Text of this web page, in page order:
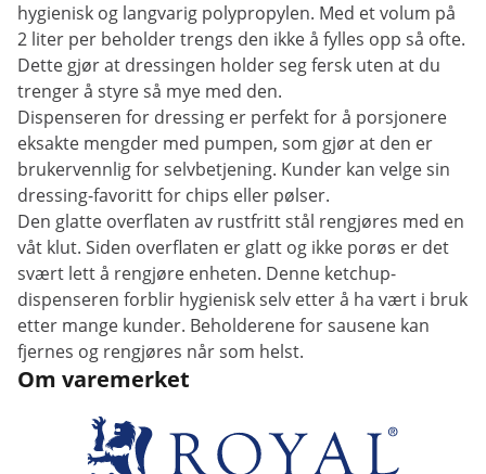
hygienisk og langvarig polypropylen. Med et volum på
2 liter per beholder trengs den ikke å fylles opp så ofte.
Dette gjør at dressingen holder seg fersk uten at du
trenger å styre så mye med den.
Dispenseren for dressing er perfekt for å porsjonere
eksakte mengder med pumpen, som gjør at den er
brukervennlig for selvbetjening. Kunder kan velge sin
dressing-favoritt for chips eller pølser.
Den glatte overflaten av rustfritt stål rengjøres med en
våt klut. Siden overflaten er glatt og ikke porøs er det
svært lett å rengjøre enheten. Denne ketchup-
dispenseren forblir hygienisk selv etter å ha vært i bruk
etter mange kunder. Beholderene for sausene kan
fjernes og rengjøres når som helst.
Om varemerket